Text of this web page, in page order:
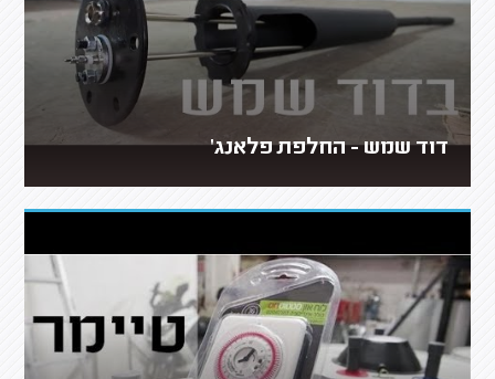
דוד שמש - החלפת פלאנג'